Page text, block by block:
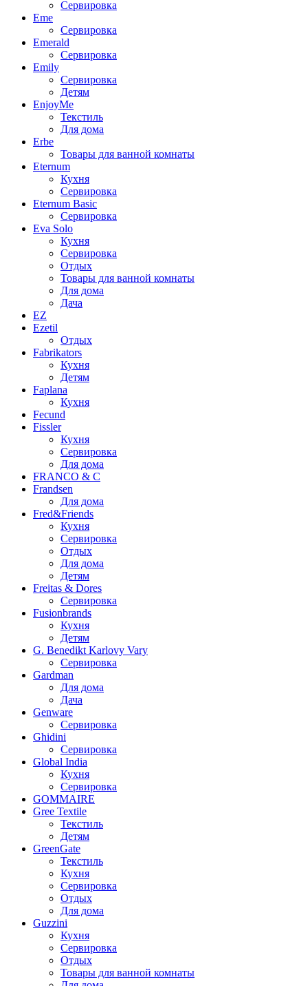
Сервировка
Eme
Сервировка
Emerald
Сервировка
Emily
Сервировка
Детям
EnjoyMe
Текстиль
Для дома
Erbe
Товары для ванной комнаты
Eternum
Кухня
Сервировка
Eternum Basic
Сервировка
Eva Solo
Кухня
Сервировка
Отдых
Товары для ванной комнаты
Для дома
Дача
EZ
Ezetil
Отдых
Fabrikators
Кухня
Детям
Faplana
Кухня
Fecund
Fissler
Кухня
Сервировка
Для дома
FRANCO & C
Frandsen
Для дома
Fred&Friends
Кухня
Сервировка
Отдых
Для дома
Детям
Freitas & Dores
Сервировка
Fusionbrands
Кухня
Детям
G. Benedikt Karlovy Vary
Сервировка
Gardman
Для дома
Дача
Genware
Сервировка
Ghidini
Сервировка
Global India
Кухня
Сервировка
GOMMAIRE
Gree Textile
Текстиль
Детям
GreenGate
Текстиль
Кухня
Сервировка
Отдых
Для дома
Guzzini
Кухня
Сервировка
Отдых
Товары для ванной комнаты